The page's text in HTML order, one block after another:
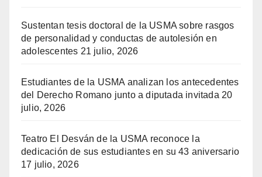
Sustentan tesis doctoral de la USMA sobre rasgos
de personalidad y conductas de autolesión en
adolescentes 21 julio, 2026
Estudiantes de la USMA analizan los antecedentes
del Derecho Romano junto a diputada invitada 20
julio, 2026
Teatro El Desván de la USMA reconoce la
dedicación de sus estudiantes en su 43 aniversario
17 julio, 2026